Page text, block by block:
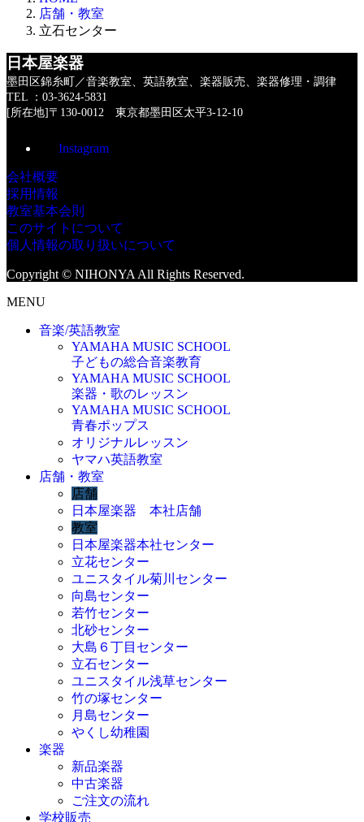
店舗・教室
立石センター
日本屋楽器
墨田区錦糸町／音楽教室、英語教室、楽器販売、楽器修理・調律
TEL ：03-3624-5831
[所在地]〒130-0012 東京都墨田区太平3-12-10
Instagram
会社概要
採用情報
教室基本会則
このサイトについて
個人情報の取り扱いについて
Copyright © NIHONYA All Rights Reserved.
MENU
音楽/英語教室
YAMAHA MUSIC SCHOOL
子どもの総合音楽教育
YAMAHA MUSIC SCHOOL
楽器・歌のレッスン
YAMAHA MUSIC SCHOOL
青春ポップス
オリジナルレッスン
ヤマハ英語教室
店舗・教室
店舗
日本屋楽器 本社店舗
教室
日本屋楽器本社センター
立花センター
ユニスタイル菊川センター
向島センター
若竹センター
北砂センター
大島６丁目センター
立石センター
ユニスタイル浅草センター
竹の塚センター
月島センター
やくし幼稚園
楽器
新品楽器
中古楽器
ご注文の流れ
学校販売